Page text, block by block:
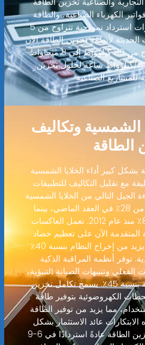
الكهرباء الصناعية، والطاقة
الاحتياطية للطوارئ، مع فترات استرداد نموذجية تتراوح من 5
الحديثة لأنظمة تخزين الطاقة الآن
بأنظمة متكاملة بسعة تتراوح من 80 كيلوواط إلى 8 ميجاواط
أقل من 350 دولارًا/كيلوواط ساعة لحلول تخزين
الشمسية وتكاليف
الطاقة
كبير أداء الخلايا الشمسية
مع تقليل التكاليف للتطبيقات
الجيل التالي من الخلايا الشمسية
الصناعية من 18٪ إلى أكثر من 28٪ في العقد الماضي، بينما
انخفضت التكاليف بنسبة 88٪ منذ عام 2012. تعمل العاكسات
الآن على تعظيم حصاد
الطاقة من كل محطة، مما يزيد من إخراج النظام بنسبة 40٪
توفر أنظمة المراقبة الذكية
وتنبيهات الصيانة التنبؤية،
مما يقلل التكاليف التشغيلية بنسبة 45٪. يسمح تكامل تخزين
الكهروضوئية بتوفير طاقة
مما يزيد من توفير الطاقة
هذه الابتكارات عائد الاستثمار بشكل
كبير، حيث تحقق مشاريع تخزين الطاقة عادةً استردادًا في 6-9